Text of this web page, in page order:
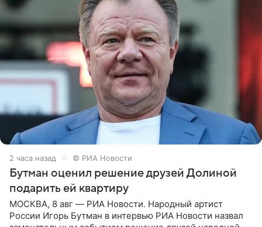
2 часа назад © РИА Новости
Бутман оценил решение друзей Долиной
подарить ей квартиру
МОСКВА, 8 авг — РИА Новости. Народный артист
России Игорь Бутман в интервью РИА Новости назвал